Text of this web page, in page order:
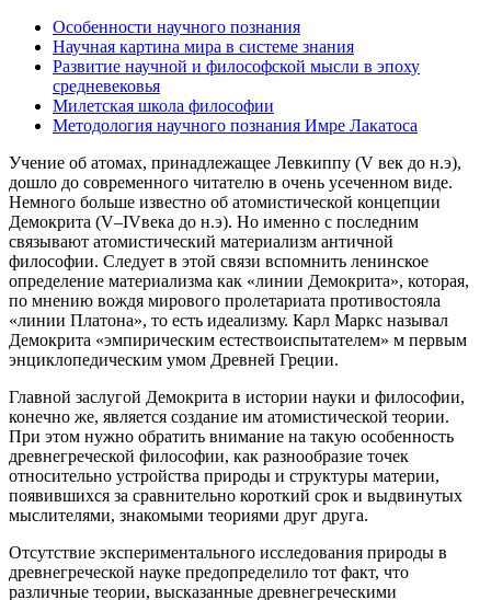
Особенности научного познания
Научная картина мира в системе знания
Развитие научной и философской мысли в эпоху
средневековья
Милетская школа философии
Методология научного познания Имре Лакатоса
Учение об атомах, принадлежащее Левкиппу (V век до н.э),
дошло до современного читателю в очень усеченном виде.
Немного больше известно об атомистической концепции
Демокрита (V–IVвека до н.э). Но именно с последним
связывают атомистический материализм античной
философии. Следует в этой связи вспомнить ленинское
определение материализма как «линии Демокрита», которая,
по мнению вождя мирового пролетариата противостояла
«линии Платона», то есть идеализму. Карл Маркс называл
Демокрита «эмпирическим естествоиспытателем» м первым
энциклопедическим умом Древней Греции.
Главной заслугой Демокрита в истории науки и философии,
конечно же, является создание им атомистической теории.
При этом нужно обратить внимание на такую особенность
древнегреческой философии, как разнообразие точек
относительно устройства природы и структуры материи,
появившихся за сравнительно короткий срок и выдвинутых
мыслителями, знакомыми теориями друг друга.
Отсутствие экспериментального исследования природы в
древнегреческой науке предопределило тот факт, что
различные теории, высказанные древнегреческими